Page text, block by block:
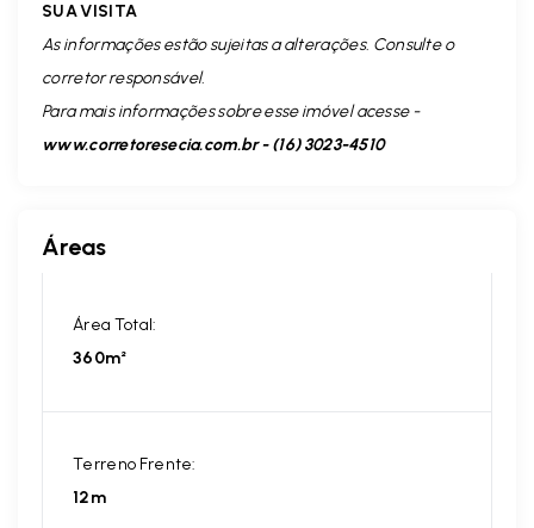
SUA VISITA
As informações estão sujeitas a alterações. Consulte o
corretor responsável.
Para mais informações sobre esse imóvel acesse -
www.corretoresecia.com.br - (16) 3023-4510
Áreas
Área Total:
360m²
Terreno Frente:
12m